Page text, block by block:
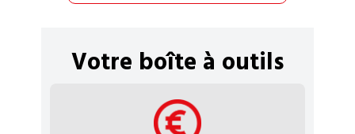
Votre boîte à outils